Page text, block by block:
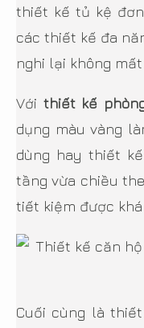
thiết kế tủ kệ
các thiết kế đa
nghi lại không
Với thiết kế
dụng màu vàng
dùng hay thiết
tầng vừa chiều
tiết kiệm được
Cuối cùng là